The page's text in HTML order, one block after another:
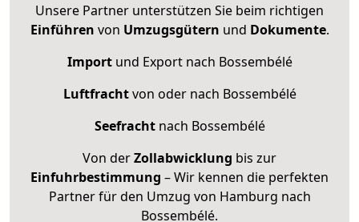
Unsere Partner unterstützen Sie beim richtigen
Einführen von Umzugsgütern und Dokumente.
Importund Export nach Bossembélé
Luftfrachtvon oder nach Bossembélé
Seefrachtnach Bossembélé
Von derZollabwicklung bis zur
Einfuhrbestimmung – Wir kennen die perfekten
Partner für den Umzug von Hamburg nach
Bossembélé.